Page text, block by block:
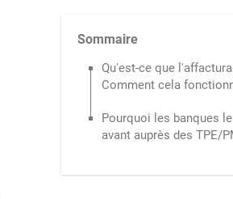
Sommaire
Qu'est-ce que
Comment cela
Pourquoi les banques
avant auprès des TPE/